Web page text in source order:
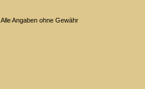
Alle Angaben ohne Gewähr